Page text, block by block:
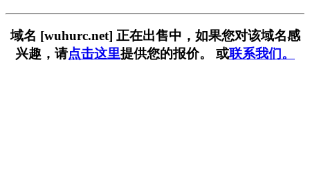
域名 [wuhurc.net] 正在出售中，如果您对该域名感
兴趣，请点击这里提供您的报价。 或联系我们。